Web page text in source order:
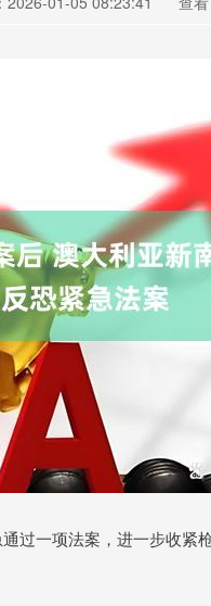
一项法案，进一步收紧